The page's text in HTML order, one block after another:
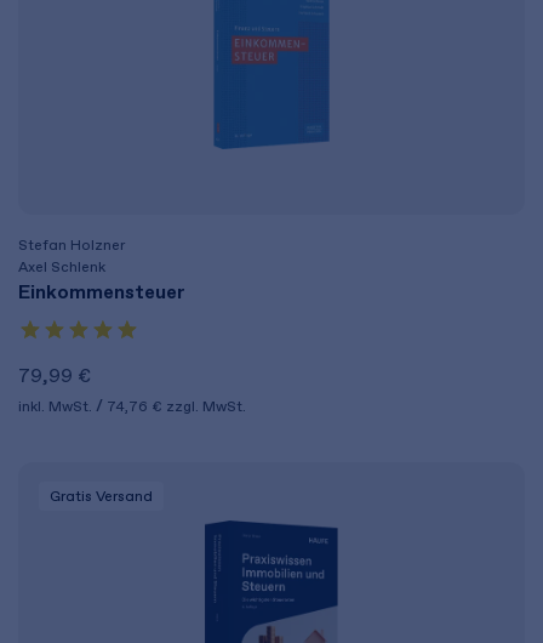
Stefan Holzner
Axel Schlenk
Einkommensteuer
79,99 €
inkl. MwSt. 74,76 € zzgl. MwSt.
Gratis Versand